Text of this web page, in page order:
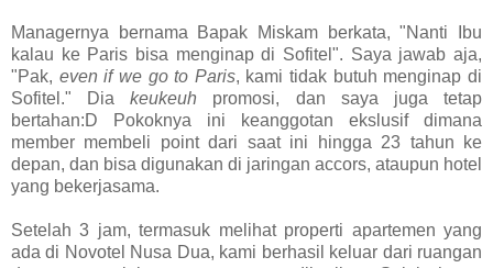
Managernya bernama Bapak Miskam berkata, "Nanti Ibu
kalau ke Paris bisa menginap di Sofitel". Saya jawab aja,
"Pak, even if we go to Paris, kami tidak butuh menginap di
Sofitel." Diakeukeuh promosi, dan saya juga tetap
bertahan:D Pokoknya ini keanggotan ekslusif dimana
member membeli point dari saat ini hingga 23 tahun ke
depan, dan bisa digunakan di jaringan accors, ataupun hotel
yang bekerjasama.
Setelah 3 jam, termasuk melihat properti apartemen yang
ada di Novotel Nusa Dua, kami berhasil keluar dari ruangan